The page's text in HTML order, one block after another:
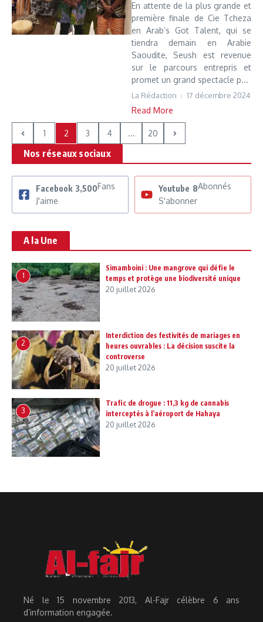
En attente de la plus grande et
première finale de Cie Tcheza
en Arab’s Got Talent, qui se
tiendra demain en Arabie
Saoudite, Seush est revenue
sur le parcours entrepris et
promet un grand spectacle p...
La Rédaction 17 décembre 2024
Read More
1 2 3 4 ... 20
Nos réseaux sociaux
Facebook 3,500Fans
J'aime
Youtube 8Abonnés
S'abonner
A la Une
1
Simamboini : Une mangrove qui défie le
temps et protège une biodiversité unique
20 juillet 2026
2
Interdiction des festivités de mariages en
heures ouvrables : La décision suscite la
controverse
20 juillet 2026
3
Trafic de drogue : 11,3 kg de cannabis
interceptés à l’aéroport de Hahaya
20 juillet 2026
Né le 15 novembre 2013, Al-Fajr célèbre 6 ans
d’information engagée.